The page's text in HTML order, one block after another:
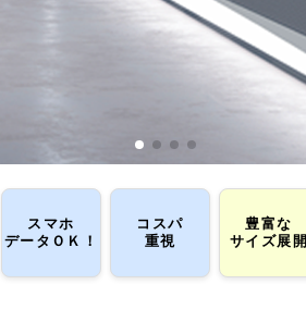
スマホ
データＯＫ！
コスパ
重視
豊富な
サイズ展開